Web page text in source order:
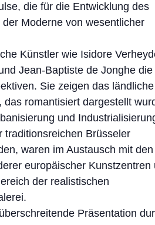
die für die Entwicklung des
Moderne von wesentlicher
Künstler wie Isidore
Jean-Baptiste de Jonghe die
Sie zeigen das ländliche
das romantisiert dargestellt
und
traditionsreichen Brüsseler
waren im Austausch mit den
europäischer Kunstzentren
der realistischen
Präsentation